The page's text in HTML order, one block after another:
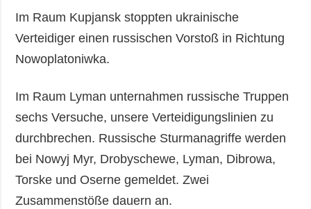
Im Raum Kupjansk stoppten ukrainische
Verteidiger einen russischen Vorstoß in Richtung
Nowoplatoniwka.
Im Raum Lyman unternahmen russische Truppen
sechs Versuche, unsere Verteidigungslinien zu
durchbrechen. Russische Sturmanagriffe werden
bei Nowyj Myr, Drobyschewe, Lyman, Dibrowa,
Torske und Oserne gemeldet. Zwei
Zusammenstöße dauern an.